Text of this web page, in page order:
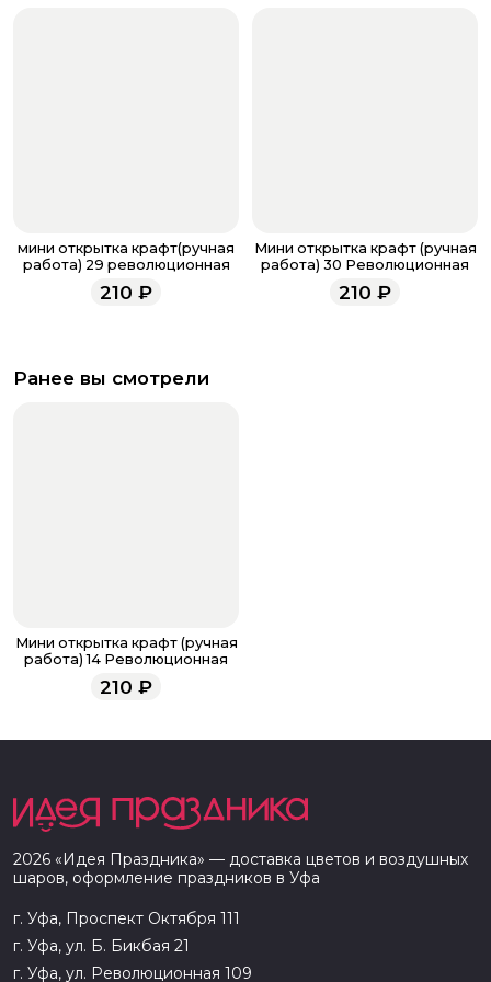
мини открытка крафт(ручная
работа) 29 революционная
210 ₽
Мини открытка крафт (ручная
работа) 30 Революционная
210 ₽
Ранее вы смотрели
Мини открытка крафт (ручная
работа) 14 Революционная
210 ₽
2026 «Идея Праздника» — доставка цветов и воздушных
шаров, оформление праздников в Уфа
г. Уфа, Проспект Октября 111
г. Уфа, ул. Б. Бикбая 21
г. Уфа, ул. Революционная 109